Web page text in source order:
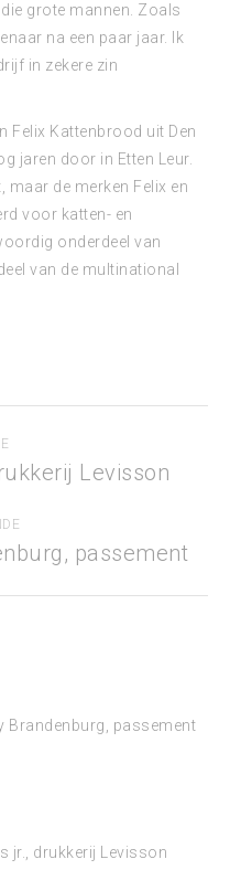
grote mannen. Zoals
na een paar jaar. Ik
in zekere zin
Felix Kattenbrood uit Den
jaren door in Etten Leur.
maar de merken Felix en
voor katten- en
onderdeel van
van de multinational
Levisson
passement
Brandenburg, passement
jr., drukkerij Levisson